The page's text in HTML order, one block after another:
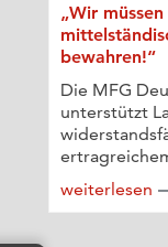
„Wir
bewahren!“
Die MFG
unterstützt
weiterlesen